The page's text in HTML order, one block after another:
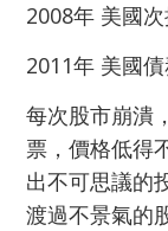
2008年 美國
2011年 美國
每次股市崩潰
票，價格低得
出不可思議的
渡過不景氣的